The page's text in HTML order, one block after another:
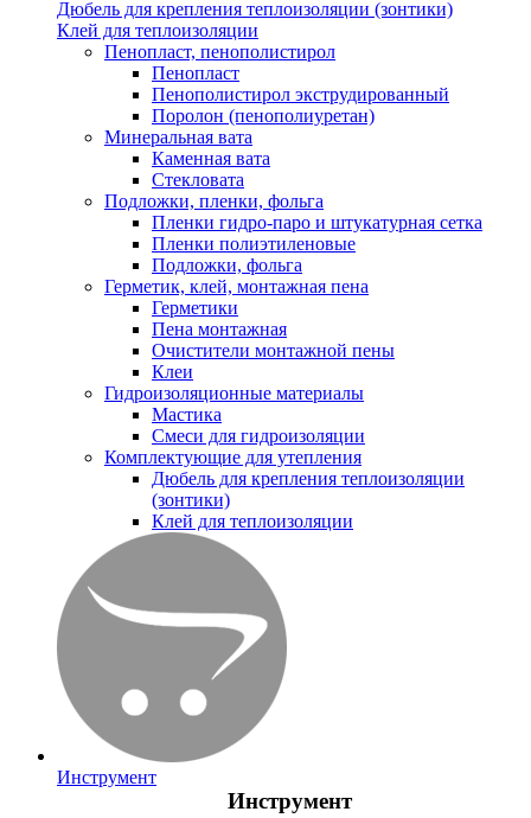
Дюбель для крепления теплоизоляции (зонтики)
Клей для теплоизоляции
Пенопласт, пенополистирол
Пенопласт
Пенополистирол экструдированный
Поролон (пенополиуретан)
Минеральная вата
Каменная вата
Стекловата
Подложки, пленки, фольга
Пленки гидро-паро и штукатурная сетка
Пленки полиэтиленовые
Подложки, фольга
Герметик, клей, монтажная пена
Герметики
Пена монтажная
Очистители монтажной пены
Клеи
Гидроизоляционные материалы
Мастика
Смеси для гидроизоляции
Комплектующие для утепления
Дюбель для крепления теплоизоляции
(зонтики)
Клей для теплоизоляции
Инструмент
Инструмент